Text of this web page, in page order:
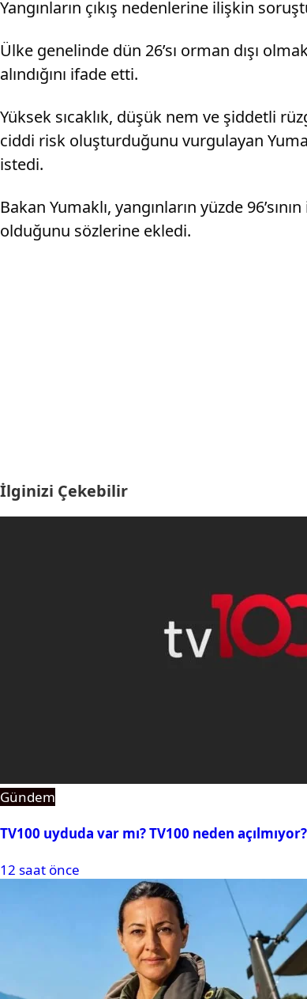
Yangınların çıkış nedenlerine ilişkin
Ülke genelinde dün 26’sı orman dışı
alındığını ifade etti.
Yüksek sıcaklık, düşük nem ve şiddetli
ciddi risk oluşturduğunu vurgulayan
istedi.
Bakan Yumaklı, yangınların yüzde
olduğunu sözlerine ekledi.
İlginizi Çekebilir
Gündem
TV100 uyduda var mı? TV100 neden açılmıyor?
12 saat önce